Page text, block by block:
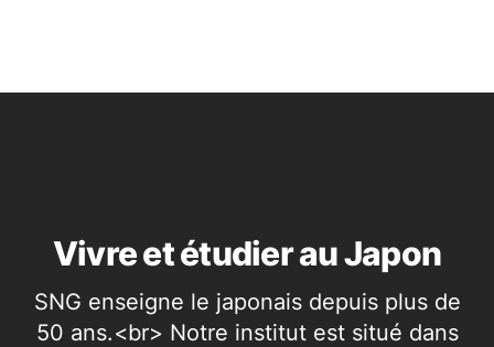
Vivre et étudier au Japon
SNG enseigne le japonais depuis plus de
50 ans.<br> Notre institut est situé dans